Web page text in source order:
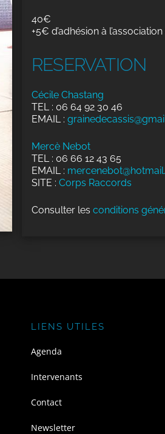
40€
+5€ d’adhésion à
RESERVATION
Cécile Chastang
TEL : 06 64 92 30 46
EMAIL :
Mercè Nebot
TEL : 06 66 12 43 65
EMAIL :
SITE : Corps Raccords
Consulter les conditions
LIENS UTILES
Agenda
Intervenants
Contact
Newsletter